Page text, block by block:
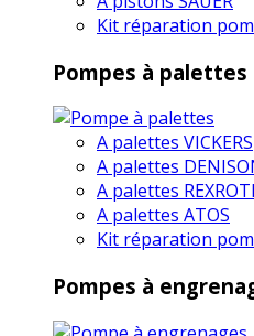
Kit réparation
Pompes à palettes
A palettes VICKERS
A palettes
A palettes
A palettes ATOS
Kit réparation
Pompes à